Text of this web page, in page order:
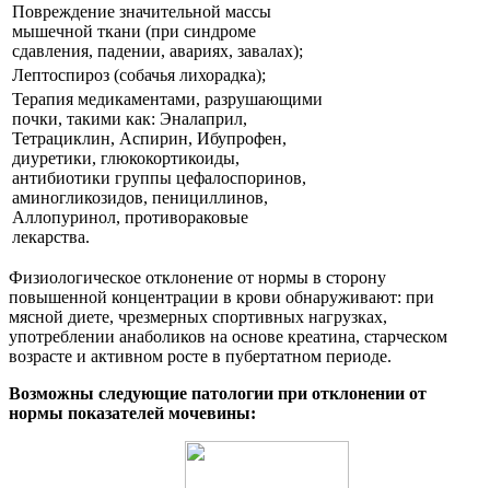
Повреждение значительной массы
мышечной ткани (при синдроме
сдавления, падении, авариях, завалах);
Лептоспироз (собачья лихорадка);
Терапия медикаментами, разрушающими
почки, такими как: Эналаприл,
Тетрациклин, Аспирин, Ибупрофен,
диуретики, глюкокортикоиды,
антибиотики группы цефалоспоринов,
аминогликозидов, пенициллинов,
Аллопуринол, противораковые
лекарства.
Физиологическое отклонение от нормы в сторону
повышенной концентрации в крови обнаруживают: при
мясной диете, чрезмерных спортивных нагрузках,
употреблении анаболиков на основе креатина, старческом
возрасте и активном росте в пубертатном периоде.
Возможны следующие патологии при отклонении от
нормы показателей мочевины: